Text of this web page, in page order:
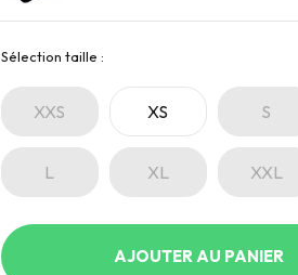
Sélection taille :
XXS XS S
L XL XXL
AJOUTER AU PANIER